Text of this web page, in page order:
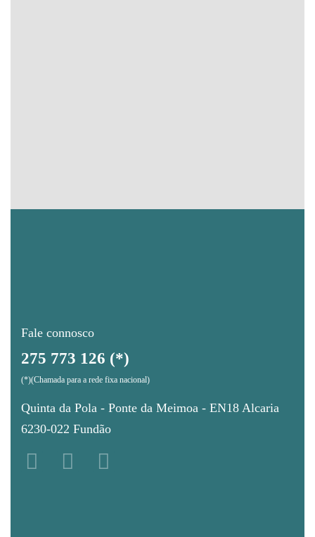
Fale connosco
275 773 126 (*)
(*)(Chamada para a rede fixa nacional)
Quinta da Pola - Ponte da Meimoa - EN18 Alcaria
6230-022 Fundão